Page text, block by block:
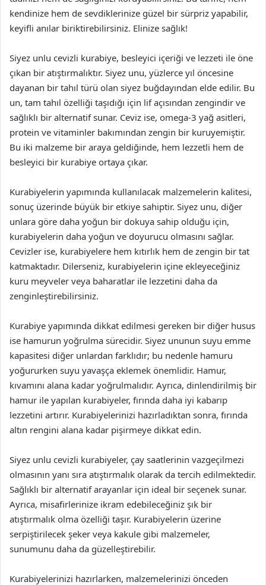
kendinize hem de sevdiklerinize güzel bir sürpriz yapabilir,
keyifli anılar biriktirebilirsiniz. Elinize sağlık!
Siyez unlu cevizli kurabiye, besleyici içeriği ve lezzeti ile öne
çıkan bir atıştırmalıktır. Siyez unu, yüzlerce yıl öncesine
dayanan bir tahıl türü olan siyez buğdayından elde edilir. Bu
un, tam tahıl özelliği taşıdığı için lif açısından zengindir ve
sağlıklı bir alternatif sunar. Ceviz ise, omega-3 yağ asitleri,
protein ve vitaminler bakımından zengin bir kuruyemiştir.
Bu iki malzeme bir araya geldiğinde, hem lezzetli hem de
besleyici bir kurabiye ortaya çıkar.
Kurabiyelerin yapımında kullanılacak malzemelerin kalitesi,
sonuç üzerinde büyük bir etkiye sahiptir. Siyez unu, diğer
unlara göre daha yoğun bir dokuya sahip olduğu için,
kurabiyelerin daha yoğun ve doyurucu olmasını sağlar.
Cevizler ise, kurabiyelere hem kıtırlık hem de zengin bir tat
katmaktadır. Dilerseniz, kurabiyelerin içine ekleyeceğiniz
kuru meyveler veya baharatlar ile lezzetini daha da
zenginleştirebilirsiniz.
Kurabiye yapımında dikkat edilmesi gereken bir diğer husus
ise hamurun yoğrulma sürecidir. Siyez ununun suyu emme
kapasitesi diğer unlardan farklıdır; bu nedenle hamuru
yoğururken suyu yavaşça eklemek önemlidir. Hamur,
kıvamını alana kadar yoğrulmalıdır. Ayrıca, dinlendirilmiş bir
hamur ile yapılan kurabiyeler, fırında daha iyi kabarıp
lezzetini artırır. Kurabiyelerinizi hazırladıktan sonra, fırında
altın rengini alana kadar pişirmeye dikkat edin.
Siyez unlu cevizli kurabiyeler, çay saatlerinin vazgeçilmezi
olmasının yanı sıra atıştırmalık olarak da tercih edilmektedir.
Sağlıklı bir alternatif arayanlar için ideal bir seçenek sunar.
Ayrıca, misafirlerinize ikram edebileceğiniz şık bir
atıştırmalık olma özelliği taşır. Kurabiyelerin üzerine
serpiştirilecek şeker veya kakule gibi malzemeler,
sunumunu daha da güzelleştirebilir.
Kurabiyelerinizi hazırlarken, malzemelerinizi önceden